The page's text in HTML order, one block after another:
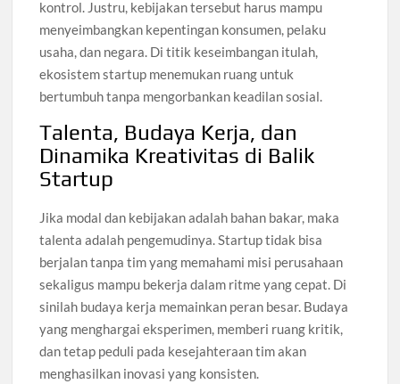
kontrol. Justru, kebijakan tersebut harus mampu
menyeimbangkan kepentingan konsumen, pelaku
usaha, dan negara. Di titik keseimbangan itulah,
ekosistem startup menemukan ruang untuk
bertumbuh tanpa mengorbankan keadilan sosial.
Talenta, Budaya Kerja, dan
Dinamika Kreativitas di Balik
Startup
Jika modal dan kebijakan adalah bahan bakar, maka
talenta adalah pengemudinya. Startup tidak bisa
berjalan tanpa tim yang memahami misi perusahaan
sekaligus mampu bekerja dalam ritme yang cepat. Di
sinilah budaya kerja memainkan peran besar. Budaya
yang menghargai eksperimen, memberi ruang kritik,
dan tetap peduli pada kesejahteraan tim akan
menghasilkan inovasi yang konsisten.